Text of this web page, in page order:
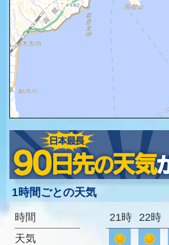
1時間ごとの天気
時間
天気
21時 22時